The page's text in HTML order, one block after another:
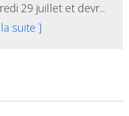
29 juillet et devr...
suite ]